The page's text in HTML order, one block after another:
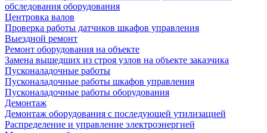
обследования оборудования
Центровка валов
Проверка работы датчиков шкафов управления
Выездной ремонт
Ремонт оборудования на объекте
Замена вышедших из строя узлов на объекте заказчика
Пусконаладочные работы
Пусконаладочные работы шкафов управления
Пусконаладочные работы оборудования
Демонтаж
Демонтаж оборудования с последующей утилизацией
Распределение и управление электроэнергией